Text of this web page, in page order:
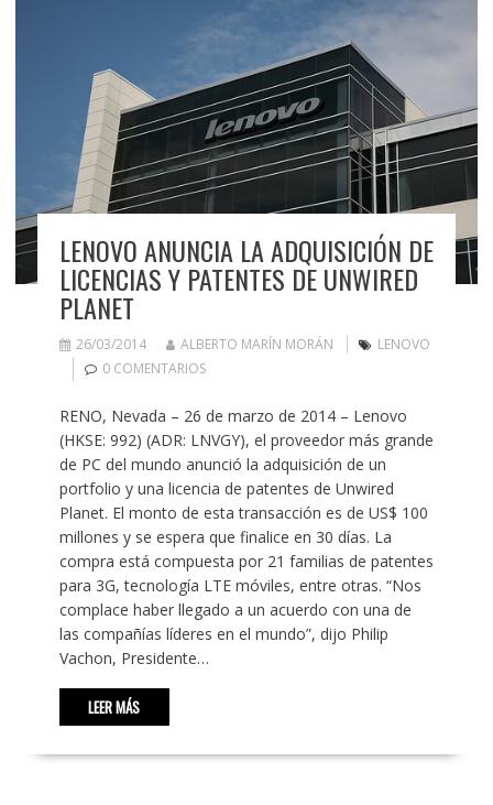
LENOVO ANUNCIA LA ADQUISICIÓN DE
LICENCIAS Y PATENTES DE UNWIRED
PLANET
26/03/2014 ALBERTO MARÍN MORÁN
LENOVO
0 COMENTARIOS
RENO, Nevada – 26 de marzo de 2014 – Lenovo
(HKSE: 992) (ADR: LNVGY), el proveedor más grande
de PC del mundo anunció la adquisición de un
portfolio y una licencia de patentes de Unwired
Planet. El monto de esta transacción es de US$ 100
millones y se espera que finalice en 30 días. La
compra está compuesta por 21 familias de patentes
para 3G, tecnología LTE móviles, entre otras. “Nos
complace haber llegado a un acuerdo con una de
las compañías líderes en el mundo”, dijo Philip
Vachon, Presidente…
LEER MÁS